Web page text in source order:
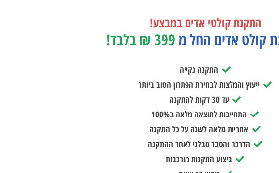
התקנת קולטי אדים במבצע!
קולט אדים החל מ399 ₪ בלבד!
התקנה נקייה
ייעוץ והמלצות לבחירת הפתרון הטוב ביותר
עד 30 דקות להתקנה
התחייבות לתוצאה מלאה ב100%
אחריות מלאה לשנה על כל התקנה
הדרכה והסבר סבלני לאחר ההתקנה
ביצוע התקנות מורכבות